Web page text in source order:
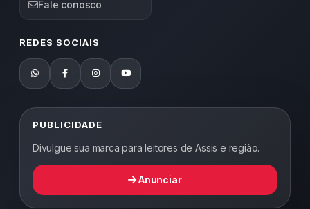
Fale conosco
REDES SOCIAIS
PUBLICIDADE
Divulgue sua marca para leitores de Assis e região.
Anunciar